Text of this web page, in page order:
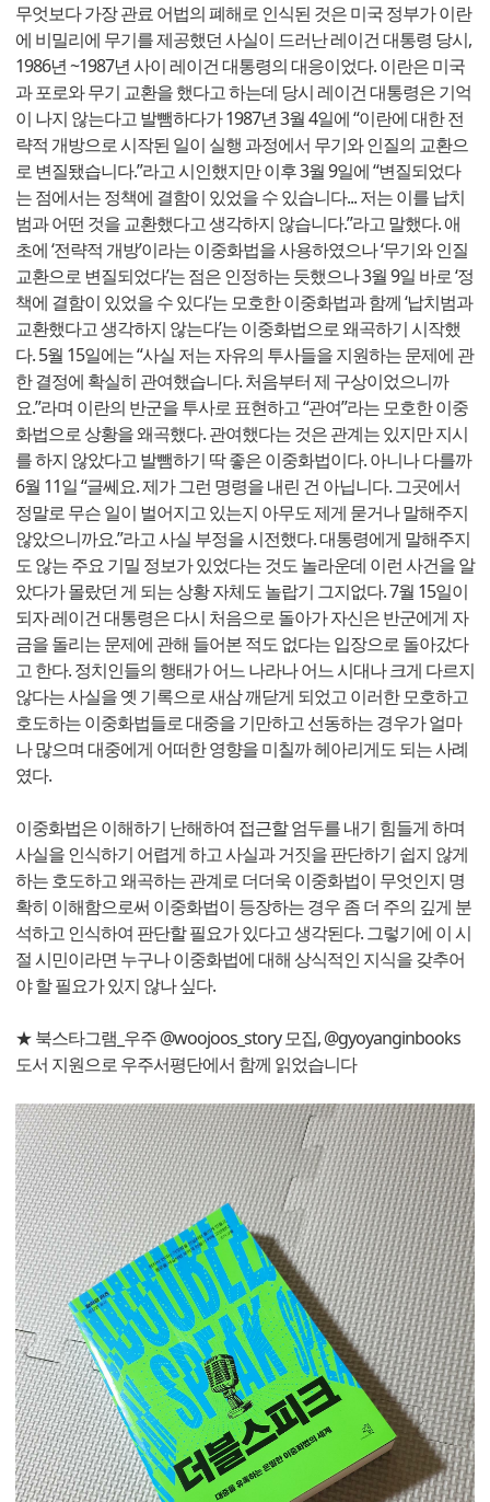
무엇보다 가장 관료 어법의 폐해로 인식된 것은 미국 정부가 이란
에 비밀리에 무기를 제공했던 사실이 드러난 레이건 대통령 당시,
1986년 ~1987년 사이 레이건 대통령의 대응이었다. 이란은 미국
과 포로와 무기 교환을 했다고 하는데 당시 레이건 대통령은 기억
이 나지 않는다고 발뺌하다가 1987년 3월 4일에 “이란에 대한 전
략적 개방으로 시작된 일이 실행 과정에서 무기와 인질의 교환으
로 변질됐습니다.”라고 시인했지만 이후 3월 9일에 “변질되었다
는 점에서는 정책에 결함이 있었을 수 있습니다... 저는 이를 납치
범과 어떤 것을 교환했다고 생각하지 않습니다.”라고 말했다. 애
초에 ‘전략적 개방’이라는 이중화법을 사용하였으나 ‘무기와 인질
교환으로 변질되었다’는 점은 인정하는 듯했으나 3월 9일 바로 ‘정
책에 결함이 있었을 수 있다’는 모호한 이중화법과 함께 ‘납치범과
교환했다고 생각하지 않는다’는 이중화법으로 왜곡하기 시작했
다. 5월 15일에는 “사실 저는 자유의 투사들을 지원하는 문제에 관
한 결정에 확실히 관여했습니다. 처음부터 제 구상이었으니까
요.”라며 이란의 반군을 투사로 표현하고 “관여”라는 모호한 이중
화법으로 상황을 왜곡했다. 관여했다는 것은 관계는 있지만 지시
를 하지 않았다고 발뺌하기 딱 좋은 이중화법이다. 아니나 다를까
6월 11일 “글쎄요. 제가 그런 명령을 내린 건 아닙니다. 그곳에서
정말로 무슨 일이 벌어지고 있는지 아무도 제게 묻거나 말해주지
않았으니까요.”라고 사실 부정을 시전했다. 대통령에게 말해주지
도 않는 주요 기밀 정보가 있었다는 것도 놀라운데 이런 사건을 알
았다가 몰랐던 게 되는 상황 자체도 놀랍기 그지없다. 7월 15일이
되자 레이건 대통령은 다시 처음으로 돌아가 자신은 반군에게 자
금을 돌리는 문제에 관해 들어본 적도 없다는 입장으로 돌아갔다
고 한다. 정치인들의 행태가 어느 나라나 어느 시대나 크게 다르지
않다는 사실을 옛 기록으로 새삼 깨닫게 되었고 이러한 모호하고
호도하는 이중화법들로 대중을 기만하고 선동하는 경우가 얼마
나 많으며 대중에게 어떠한 영향을 미칠까 헤아리게도 되는 사례
였다.
이중화법은 이해하기 난해하여 접근할 엄두를 내기 힘들게 하며
사실을 인식하기 어렵게 하고 사실과 거짓을 판단하기 쉽지 않게
하는 호도하고 왜곡하는 관계로 더더욱 이중화법이 무엇인지 명
확히 이해함으로써 이중화법이 등장하는 경우 좀 더 주의 깊게 분
석하고 인식하여 판단할 필요가 있다고 생각된다. 그렇기에 이 시
절 시민이라면 누구나 이중화법에 대해 상식적인 지식을 갖추어
야 할 필요가 있지 않나 싶다.
★ 북스타그램_우주 @woojoos_story 모집, @gyoyanginbooks
도서 지원으로 우주서평단에서 함께 읽었습니다